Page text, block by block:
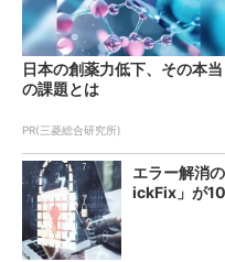
日本の創薬力低下、その本当
の課題とは
PR(三菱総合研究所)
エラー解消
ickFix」が